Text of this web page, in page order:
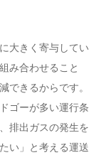
大きく寄与してい
み合わせること
できるからです。
ゴーが多い運行条
排出ガスの発生を
い」と考える運送